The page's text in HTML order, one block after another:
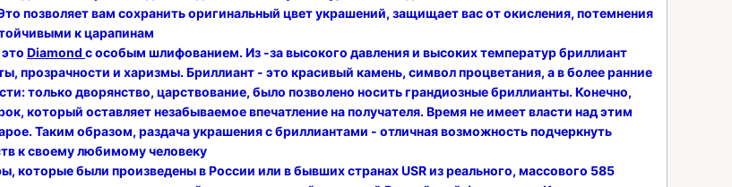
позволяет вам сохранить оригинальный цвет украшений, защищает вас от окисления, потемнения
к царапинам
Diamond с особым шлифованием. Из -за высокого давления и высоких температур бриллиант
прозрачности и харизмы. Бриллиант - это красивый камень, символ процветания, а в более ранние
только дворянство, царствование, было позволено носить грандиозные бриллианты. Конечно,
который оставляет незабываемое впечатление на получателя. Время не имеет власти над этим
Таким образом, раздача украшения с бриллиантами - отличная возможность подчеркнуть
к своему любимому человеку
которые были произведены в России или в бывших странах USR из реального, массового 585